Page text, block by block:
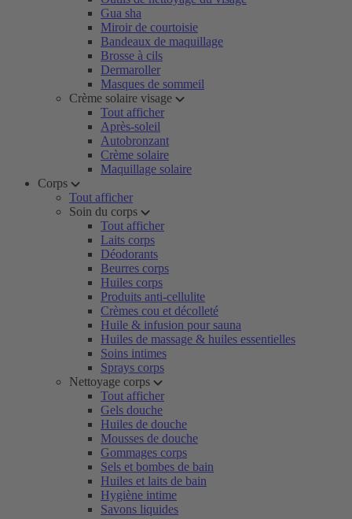
Gua sha
Miroir de courtoisie
Bandeaux de maquillage
Brosse à cils
Dermaroller
Masques de sommeil
Crème solaire visage
Tout afficher
Après-soleil
Autobronzant
Crème solaire
Maquillage solaire
Corps
Tout afficher
Soin du corps
Tout afficher
Laits corps
Déodorants
Beurres corps
Huiles corps
Produits anti-cellulite
Crèmes cou et décolleté
Huile & infusion pour sauna
Huiles de massage & huiles essentielles
Soins intimes
Sprays corps
Nettoyage corps
Tout afficher
Gels douche
Huiles de douche
Mousses de douche
Gommages corps
Sels et bombes de bain
Huiles et laits de bain
Hygiène intime
Savons liquides